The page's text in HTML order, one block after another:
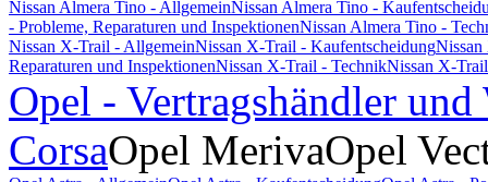
Nissan Almera Tino - AllgemeinNissan Almera Tino -
- Probleme, Reparaturen und InspektionenNissan Almera Tino -
Nissan X-Trail - AllgemeinNissan X-Trail - KaufentscheidungNissan
Reparaturen und InspektionenNissan X-Trail - TechnikNissan X-
Opel - Vertragshändler und
CorsaOpel MerivaOpel